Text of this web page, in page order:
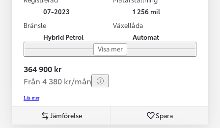
07-2023
1 256 mil
Bränsle
Hybrid Petrol
Växellåda
Automat
Visa mer
364 900 kr
Från 4 380 kr/mån
Läs mer
Jämförelse Spara